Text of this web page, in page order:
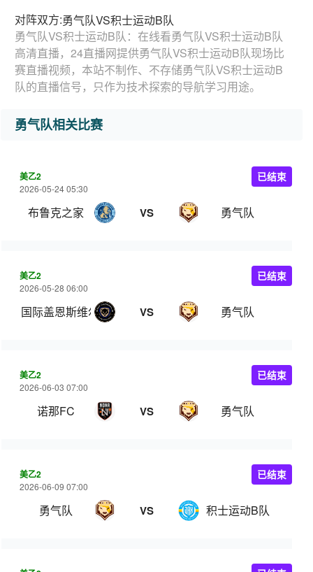
对阵双方:勇气队VS积士运动B队
勇气队VS积士运动B队：在线看勇气队VS积士运动B队
高清直播，24直播网提供勇气队VS积士运动B队现场比
赛直播视频，本站不制作、不存储勇气队VS积士运动B
队的直播信号，只作为技术探索的导航学习用途。
勇气队相关比赛
美乙2
2026-05-24 05:30
布鲁克之家 VS 勇气队
已结束
美乙2
2026-05-28 06:00
国际盖恩斯维尔 VS 勇气队
已结束
美乙2
2026-06-03 07:00
诺那FC VS 勇气队
已结束
美乙2
2026-06-09 07:00
勇气队 VS 积士运动B队
已结束